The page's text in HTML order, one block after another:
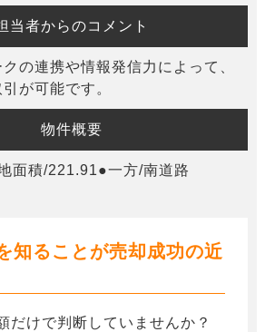
当者からのコメント
の連携や情報発信力によって、
が可能です。
物件概要
面積/221.91●一方/南道路
知ることが売却成功の近
だけで判断していませんか？